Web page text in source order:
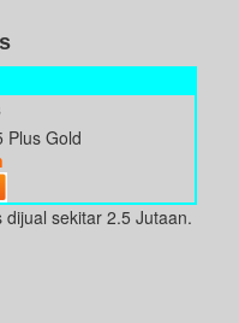
sekitar 2.5 Jutaan.